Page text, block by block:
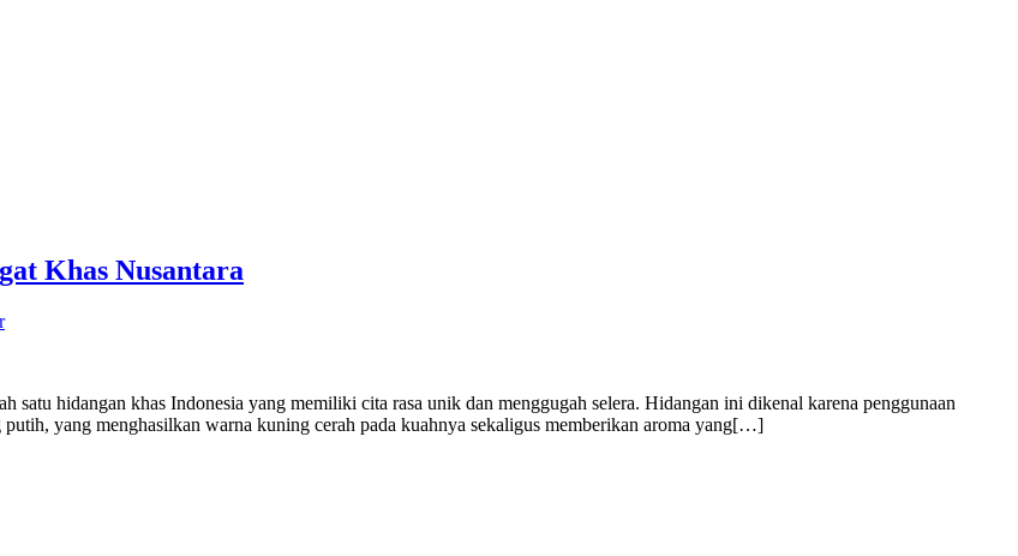
Khas Nusantara
hidangan khas Indonesia yang memiliki cita rasa unik dan menggugah selera. Hidangan ini dikenal karena penggunaan
yang menghasilkan warna kuning cerah pada kuahnya sekaligus memberikan aroma yang[…]